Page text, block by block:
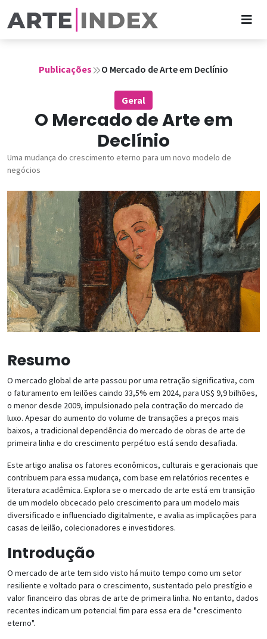
Publicações O Mercado de Arte em Declínio
Geral
O Mercado de Arte em
Declínio
Uma mudança do crescimento eterno para um novo modelo de
negócios
Resumo
O mercado global de arte passou por uma retração significativa, com
o faturamento em leilões caindo 33,5% em 2024, para US$ 9,9 bilhões,
o menor desde 2009, impulsionado pela contração do mercado de
luxo. Apesar do aumento do volume de transações a preços mais
baixos, a tradicional dependência do mercado de obras de arte de
primeira linha e do crescimento perpétuo está sendo desafiada.
Este artigo analisa os fatores econômicos, culturais e geracionais que
contribuem para essa mudança, com base em relatórios recentes e
literatura acadêmica. Explora se o mercado de arte está em transição
de um modelo obcecado pelo crescimento para um modelo mais
diversificado e influenciado digitalmente, e avalia as implicações para
casas de leilão, colecionadores e investidores.
Introdução
O mercado de arte tem sido visto há muito tempo como um setor
resiliente e voltado para o crescimento, sustentado pelo prestígio e
valor financeiro das obras de arte de primeira linha. No entanto, dados
recentes indicam um potencial fim para essa era de "crescimento
eterno".